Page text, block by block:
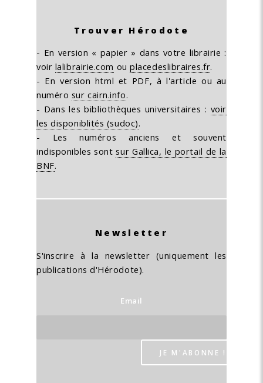
Trouver Hérodote
- En version « papier » dans votre librairie :
voir lalibrairie.com ouplacedeslibraires.fr.
- En version html et PDF, à l'article ou au
numéro sur cairn.info.
- Dans les bibliothèques universitaires : voir
les disponiblités (sudoc).
- Les numéros anciens et souvent
indisponibles sontsur Gallica, le portail de la
BNF.
Newsletter
S'inscrire à la newsletter (uniquement les
publications d'Hérodote).
Email